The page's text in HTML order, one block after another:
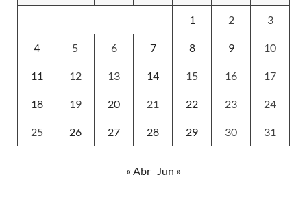
1 2 3
4 5 6 7 8 9 10
11 12 13 14 15 16 17
18 19 20 21 22 23 24
25 26 27 28 29 30 31
« Abr Jun »